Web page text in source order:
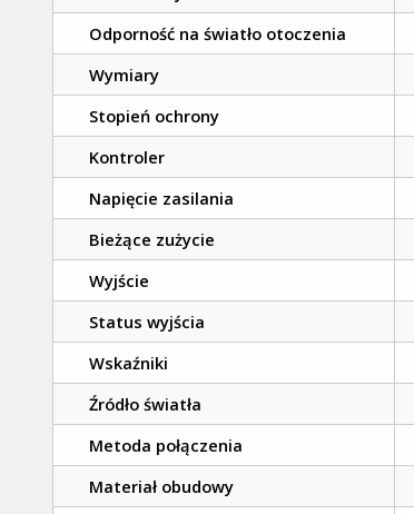
Odporność na światło otoczenia
Wymiary
Stopień ochrony
Kontroler
Napięcie zasilania
Bieżące zużycie
Wyjście
Status wyjścia
Wskaźniki
Źródło światła
Metoda połączenia
Materiał obudowy